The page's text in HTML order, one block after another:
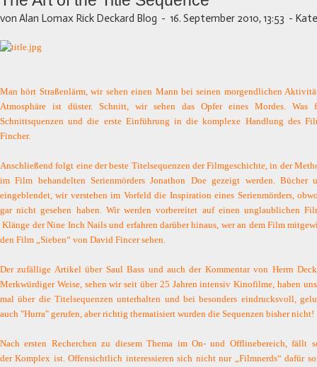
von Alan Lomax Rick Deckard Blog - 16. September 2010, 13:53 -
Man hört Straßenlärm, wir sehen einen Mann bei seinen morgendlichen
Atmosphäre ist düster. Schnitt, wir sehen das Opfer eines Mordes. Was
Schnittsquenzen und die erste Einführung in die komplexe Handlung des
Fincher.
Anschließend folgt eine der beste Titelsequenzen der Filmgeschichte, in der
im Film behandelten Serienmörders Jonathon Doe gezeigt werden. Bücher
eingeblendet, wir verstehen im Vorfeld die Inspiration eines Serienmörders,
gar nicht gesehen haben. Wir werden vorbereitet auf einen unglaublichen
Klänge der Nine Inch Nails und erfahren darüber hinaus, wer an dem Film
den Film „Sieben“ von David Fincer sehen.
Der zufällige Artikel über Saul Bass und auch der Kommentar von Herrn
Merkwürdiger Weise, sehen wir seit über 25 Jahren intensiv Kinofilme, haben
mal über die Titelsequenzen unterhalten und bei besonders eindrucksvoll,
auch "Hurra" gerufen, aber richtig thematisiert wurden die Sequenzen bisher nicht!
Nach ersten Recherchen zu diesem Thema im On- und Offlinebereich, fällt
der Komplex ist. Offensichtlich interessieren sich nicht nur „Filmnerds“ dafür